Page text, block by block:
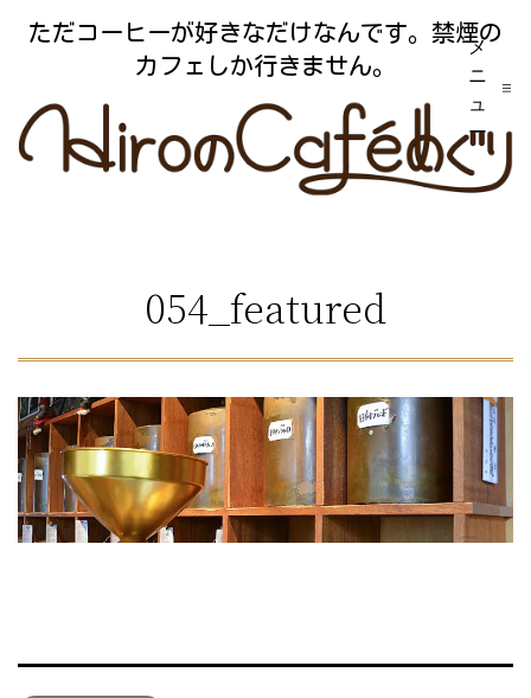
ン
ただコーヒーが好きなだけなんです。禁煙の
カフェしか行きません。
メ
ニ
ュ
ー
054_featured